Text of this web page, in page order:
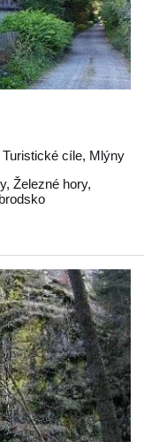
cíle, Mlýny
, Železné hory,